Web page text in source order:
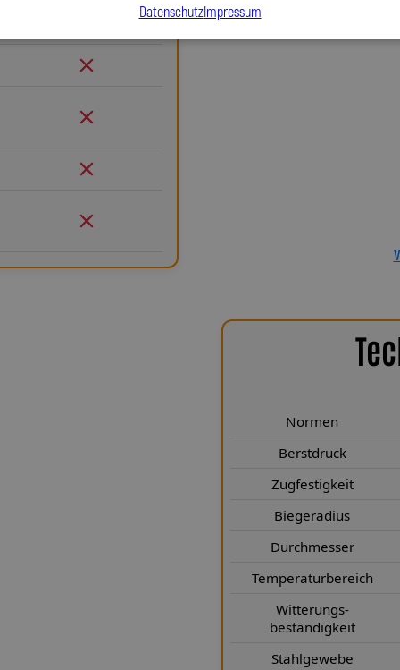
exakten Druckpunkt und
Sicherheit, egal ob im Alltag
Normen
Berstdruck
Zugfestigkeit
Biegeradius
Durchmesser
Temperaturbereich
Witterungs-
beständigkeit
Stahlgewebe
DatenschutzImpressum